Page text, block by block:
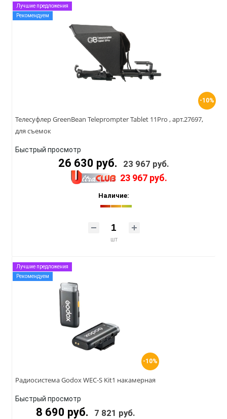
-10%
Лучшие предложения
Рекомендуем
Телесуфлер GreenBean Teleprompter Tablet 11Pro , арт.27697,
для съемок
Быстрый просмотр
26 630 руб. 23 967 руб.
23 967 руб.
Наличие:
шт
-10%
Лучшие предложения
Рекомендуем
Радиосистема Godox WEC-S Kit1 накамерная
Быстрый просмотр
8 690 руб. 7 821 руб.